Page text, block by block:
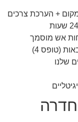
+ הערכת צרכים
אש מוסמך
(טופס 4)
שלנו